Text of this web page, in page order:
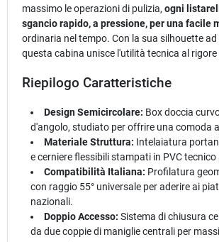
massimo le operazioni di pulizia, ogni
sgancio rapido, a pressione, per una facile
ordinaria nel tempo. Con la sua silhouette
questa cabina unisce l'utilità tecnica al rigore
Riepilogo Caratteristiche
Design Semicircolare: Box doccia
d'angolo, studiato per offrire una comoda
Materiale Struttura: Intelaiatura
e cerniere flessibili stampati in PVC
Compatibilità Italiana: Profilatura
con raggio 55° universale per aderire ai
nazionali.
Doppio Accesso: Sistema di chiusura
da due coppie di maniglie centrali per